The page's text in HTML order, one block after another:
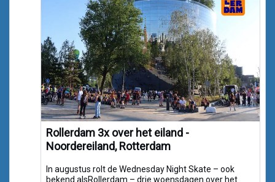
Rollerdam 3x over het eiland -
Noordereiland, Rotterdam
In augustus rolt de Wednesday Night Skate – ook
bekend alsRollerdam – drie woensdagen over het